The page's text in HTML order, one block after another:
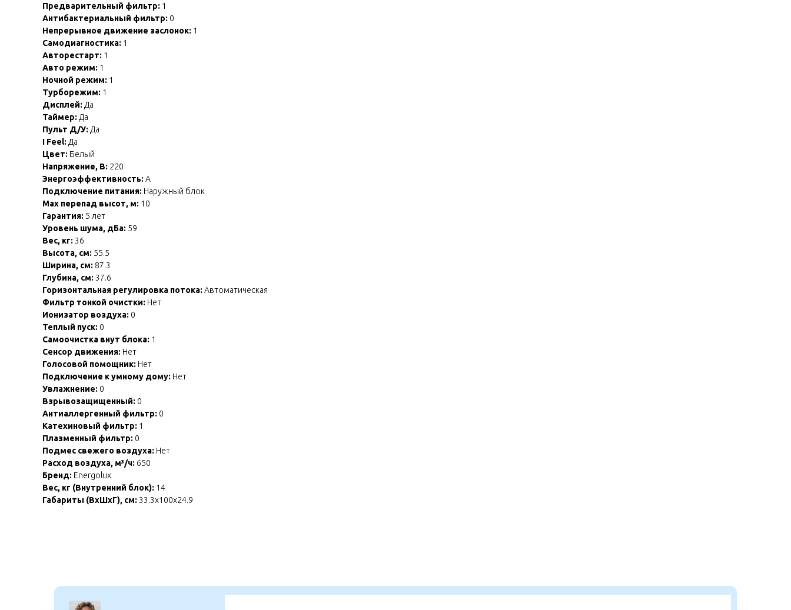
Предварительный фильтр: 1
Антибактериальный фильтр: 0
Непрерывное движение заслонок: 1
Самодиагностика: 1
Авторестарт: 1
Авто режим: 1
Ночной режим: 1
Турборежим: 1
Дисплей: Да
Таймер: Да
Пульт Д/У: Да
I Feel: Да
Цвет: Белый
Напряжение, В: 220
Энергоэффективность: A
Подключение питания: Наружный блок
Max перепад высот, м: 10
Гарантия: 5 лет
Уровень шума, дБа: 59
Вес, кг: 36
Высота, см: 55.5
Ширина, см: 87.3
Глубина, см: 37.6
Горизонтальная регулировка потока: Автоматическая
Фильтр тонкой очистки: Нет
Ионизатор воздуха: 0
Теплый пуск: 0
Самоочистка внут блока: 1
Сенсор движения: Нет
Голосовой помощник: Нет
Подключение к умному дому: Нет
Увлажнение: 0
Взрывозащищенный: 0
Антиаллергенный фильтр: 0
Катехиновый фильтр: 1
Плазменный фильтр: 0
Подмес свежего воздуха: Нет
Расход воздуха, м³/ч: 650
Бренд: Energolux
Вес, кг (Внутренний блок): 14
Габариты (ВхШхГ), см: 33.3x100x24.9